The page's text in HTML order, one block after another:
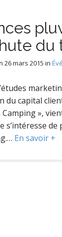
du
26 mars 2015 in
du capital
»,
En savoir +